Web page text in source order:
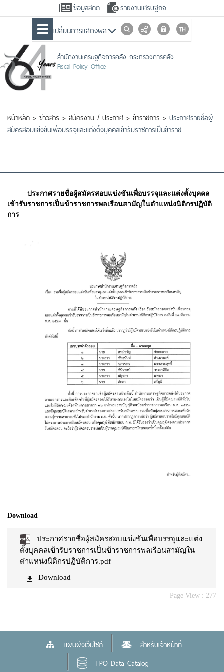
ข้อมูลสถิติ รายงานเศรษฐกิจ
เปลื่ยนการแสดงผล
สำนักงานเศรษฐกิจการคลัง กระทรวงการคลัง
Fiscal Policy Office
หน้าหลัก > ข่าวสาร > สมัครงาน / ประกาศ > ข้าราชการ > ประกาศรายชื่อผู้
สมัครสอบแข่งขันเพื่อบรรจุและแต่งตั้งบุคคลเข้ารับราชการเป็นข้าราช...
ประกาศรายชื่อผู้สมัครสอบแข่งขันเพื่อบรรจุและแต่งตั้งบุคคล
เข้ารับราชการเป็นข้าราชการพลเรือนสามัญในตำแหน่งนิติกรปฏิบัติ
การ
Download
ประกาศรายชื่อผู้สมัครสอบแข่งขันเพื่อบรรจุและแต่ง
ตั้งบุคคลเข้ารับราชการเป็นข้าราชการพลเรือนสามัญใน
ตำแหน่งนิติกรปฏิบัติการ.pdf
Download
Page View : 277
แผนผังเว็บไซต์
สำหรับเจ้าหน้าที่
FPO Data Catalog